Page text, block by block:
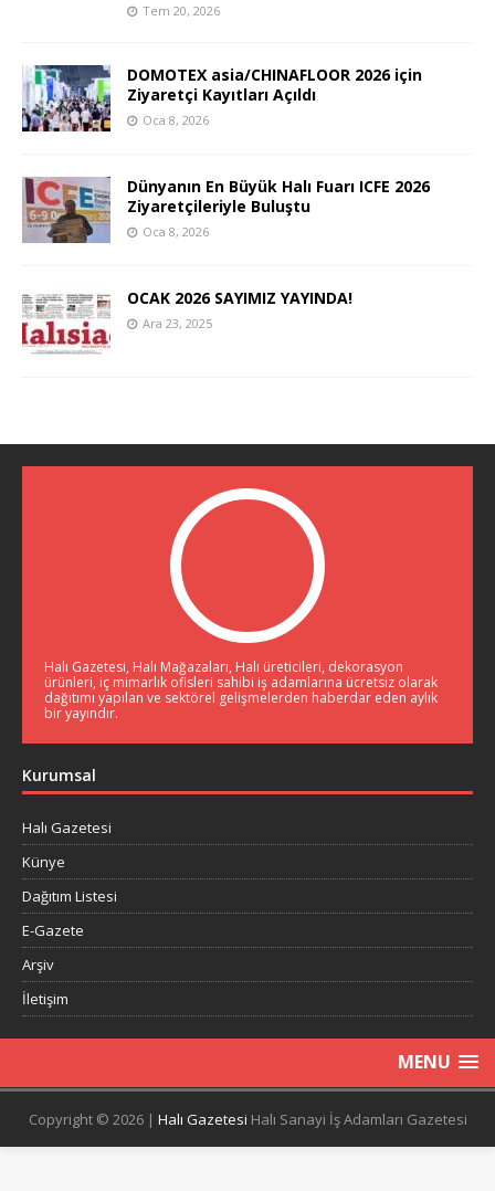
Tem 20, 2026
DOMOTEX asia/CHINAFLOOR 2026 için
Ziyaretçi Kayıtları Açıldı
Oca 8, 2026
Dünyanın En Büyük Halı Fuarı ICFE 2026
Ziyaretçileriyle Buluştu
Oca 8, 2026
OCAK 2026 SAYIMIZ YAYINDA!
Ara 23, 2025
Halı Gazetesi, Halı Mağazaları, Halı üreticileri, dekorasyon
ürünleri, iç mimarlık ofisleri sahibi iş adamlarına ücretsiz olarak
dağıtımı yapılan ve sektörel gelişmelerden haberdar eden aylık
bir yayındır.
Kurumsal
Halı Gazetesi
Künye
Dağıtım Listesi
E-Gazete
Arşiv
İletişim
MENU
Copyright © 2026 | Halı Gazetesi Halı Sanayi İş Adamları Gazetesi